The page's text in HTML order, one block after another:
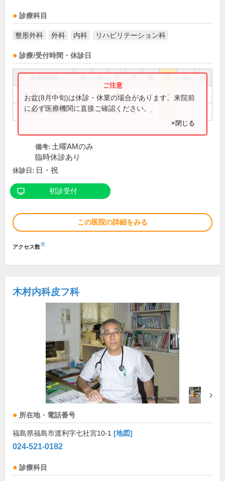
診療科目
整形外科 外科 内科 リハビリテーション科
診療/受付時間・休診日
祝
8:30～12:00 ● ● ● ● ●
14:15～18:00 ● ● ● ●
お盆(8月中旬)は休診・休業の場合があります。来院前
に必ず医療機関に直接ご確認ください。
×閉じる
備考: 土曜AMのみ
臨時休診あり
休診日: 日・祝
初診受付
この医院の詳細をみる
アクセス数※
木村内科皮フ科
所在地・電話番号
福島県福島市渡利字七社宮10-1 [地図]
024-521-0182
診療科目